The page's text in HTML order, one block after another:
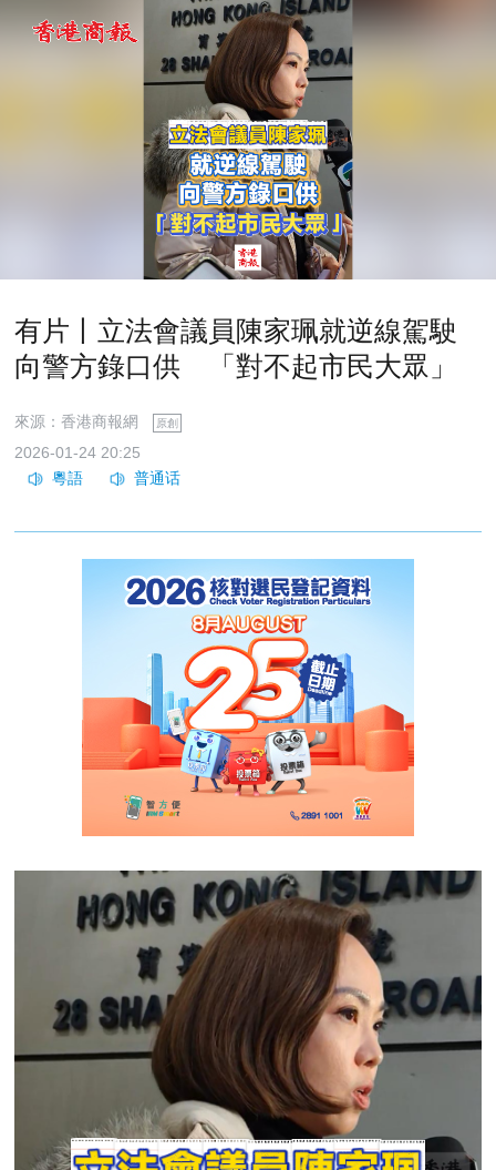
有片丨立法會議員陳家珮就逆線駕駛
向警方錄口供 「對不起市民大眾」
來源：香港商報網 原創
2026-01-24 20:25